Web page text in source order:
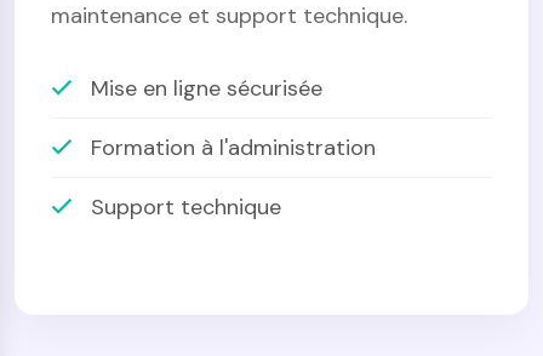
maintenance et support technique.
Mise en ligne sécurisée
Formation à l'administration
Support technique